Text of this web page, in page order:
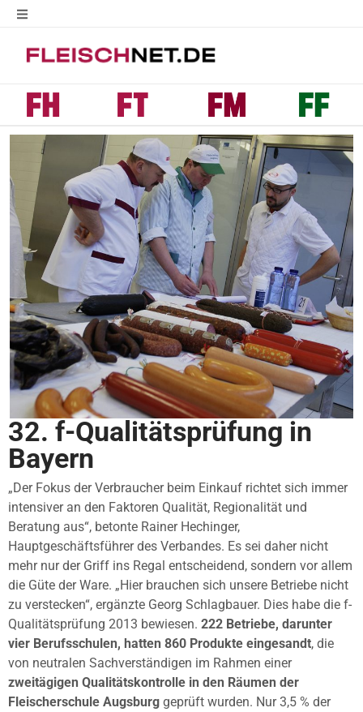
32. f-Qualitätsprüfung in
Bayern
„Der Fokus der Verbraucher beim Einkauf richtet sich immer
intensiver an den Faktoren Qualität, Regionalität und
Beratung aus“, betonte Rainer Hechinger,
Hauptgeschäftsführer des Verbandes. Es sei daher nicht
mehr nur der Griff ins Regal entscheidend, sondern vor allem
die Güte der Ware. „Hier brauchen sich unsere Betriebe nicht
zu verstecken“, ergänzte Georg Schlagbauer. Dies habe die f-
Qualitätsprüfung 2013 bewiesen. 222 Betriebe, darunter
vier Berufsschulen, hatten 860 Produkte eingesandt, die
von neutralen Sachverständigen im Rahmen einer
zweitägigen Qualitätskontrolle in den Räumen der
Fleischerschule Augsburg geprüft wurden. Nur 3,5 % der